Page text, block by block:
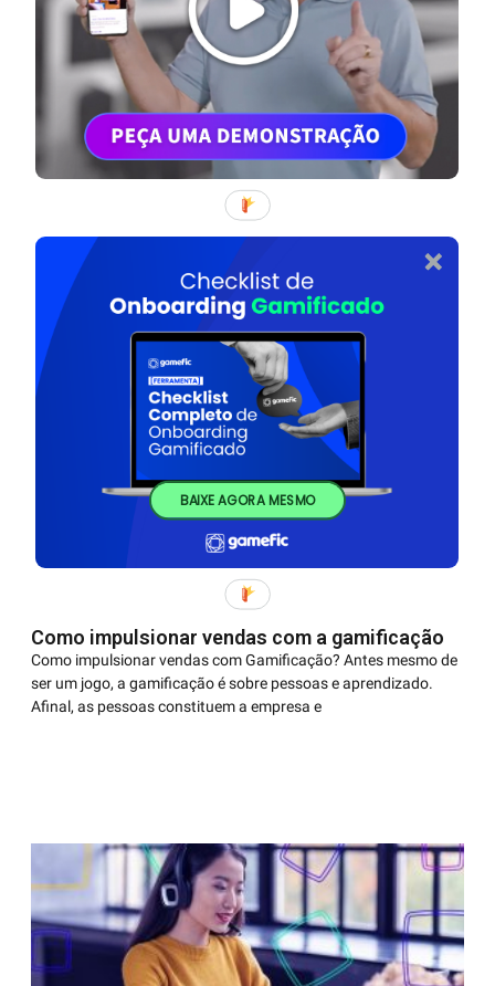
BAIXE AGORA MESMO
Como impulsionar vendas com a gamificação
Como impulsionar vendas com Gamificação? Antes mesmo de
ser um jogo, a gamificação é sobre pessoas e aprendizado.
Afinal, as pessoas constituem a empresa e